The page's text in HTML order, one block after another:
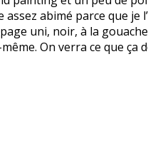
assez abimé parce que
uni, noir, à la
On verra ce que ça